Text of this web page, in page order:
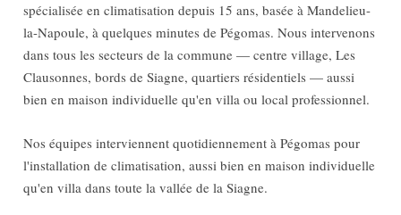
spécialisée en climatisation depuis 15 ans, basée à Mandelieu-
la-Napoule, à quelques minutes de Pégomas. Nous intervenons
dans tous les secteurs de la commune — centre village, Les
Clausonnes, bords de Siagne, quartiers résidentiels — aussi
bien en maison individuelle qu'en villa ou local professionnel.
Nos équipes interviennent quotidiennement à Pégomas pour
l'installation de climatisation, aussi bien en maison individuelle
qu'en villa dans toute la vallée de la Siagne.